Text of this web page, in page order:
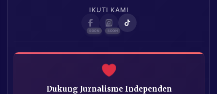
IKUTI KAMI
Dukung Jurnalisme Independen